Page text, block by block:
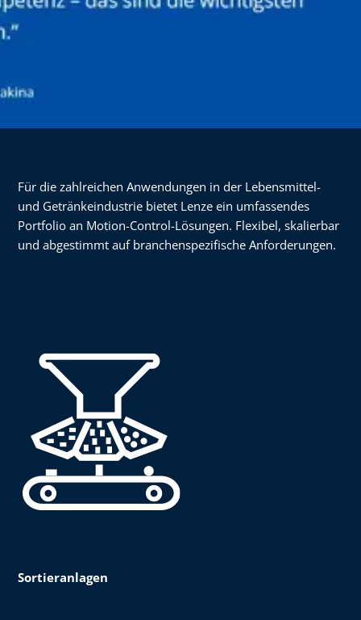
Für die zahlreichen Anwendungen in der Lebensmittel-
und Getränkeindustrie bietet Lenze ein umfassendes
Portfolio an Motion-Control-Lösungen. Flexibel, skalierbar
und abgestimmt auf branchenspezifische Anforderungen.
Sortieranlagen